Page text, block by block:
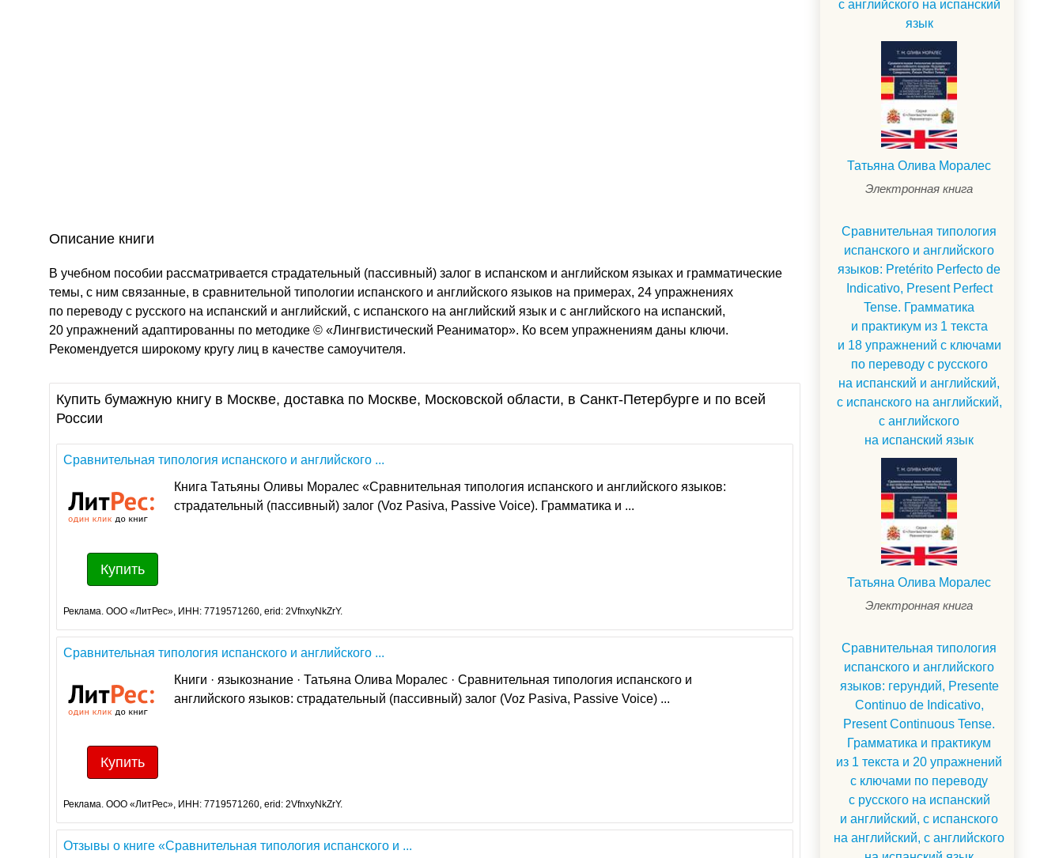
Описание книги
В учебном пособии рассматривается страдательный (пассивный) залог в испанском и английском языках и грамматические
темы, с ним связанные, в сравнительной типологии испанского и английского языков на примерах, 24 упражнениях
по переводу с русского на испанский и английский, с испанского на английский язык и с английского на испанский,
20 упражнений адаптированны по методике © «Лингвистический Реаниматор». Ко всем упражнениям даны ключи.
Рекомендуется широкому кругу лиц в качестве самоучителя.
Купить бумажную книгу в Москве, доставка по Москве, Московской области, в Санкт-Петербурге и по всей
России
Сравнительная типология испанского и английского ...
Книга Татьяны Оливы Моралес «Сравнительная типология испанского и английского языков:
страдательный (пассивный) залог (Voz Pasiva, Passive Voice). Грамматика и ...
Купить
Реклама. ООО «ЛитРес», ИНН: 7719571260, erid: 2VfnxyNkZrY.
Сравнительная типология испанского и английского ...
Книги · языкознание · Татьяна Олива Моралес · Сравнительная типология испанского и
английского языков: страдательный (пассивный) залог (Voz Pasiva, Passive Voice) ...
Купить
Реклама. ООО «ЛитРес», ИНН: 7719571260, erid: 2VfnxyNkZrY.
Отзывы о книге «Сравнительная типология испанского и ...
с английского на испанский
язык
Татьяна Олива Моралес
Электронная книга
Сравнительная типология
испанского и английского
языков: Pretérito Perfecto de
Indicativo, Present Perfect
Tense. Грамматика
и практикум из 1 текста
и 18 упражнений с ключами
по переводу с русского
на испанский и английский,
с испанского на английский,
с английского
на испанский язык
Татьяна Олива Моралес
Электронная книга
Сравнительная типология
испанского и английского
языков: герундий, Presente
Continuo de Indicativo,
Present Continuous Tense.
Грамматика и практикум
из 1 текста и 20 упражнений
с ключами по переводу
с русского на испанский
и английский, с испанского
на английский, с английского